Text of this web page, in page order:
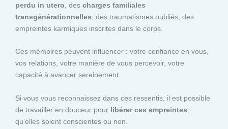
perdu in utero , des charges familiales
transgénérationnelles , des traumatismes oubliés, des
empreintes karmiques inscrites dans le corps.
Ces mémoires peuvent influencer : votre confiance en vous,
vos relations, votre manière de vous percevoir, votre
capacité à avancer sereinement.
Si vous vous reconnaissez dans ces ressentis, il est possible
de travailler en douceur pour libérer ces empreintes
qu’elles soient conscientes ou non.